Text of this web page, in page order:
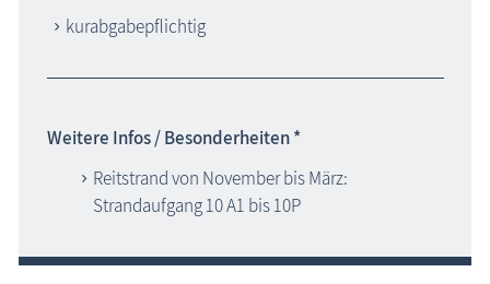
kurabgabepflichtig
Weitere Infos / Besonderheiten *
Reitstrand von November bis März:
Strandaufgang 10 A1 bis 10P